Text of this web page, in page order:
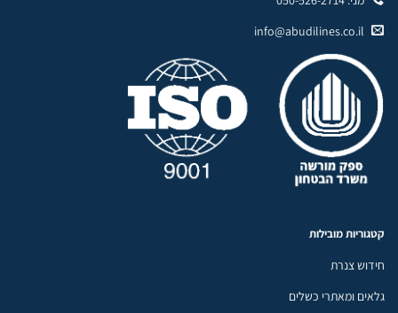
info@abudilines.co.il
קטגוריות מובילות
חידוש צנרת
גלאים ומאתרי כשלים